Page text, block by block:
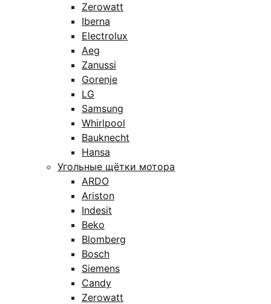
Zerowatt
Iberna
Electrolux
Aeg
Zanussi
Gorenje
LG
Samsung
Whirlpool
Bauknecht
Hansa
Угольные щётки мотора
ARDO
Ariston
Indesit
Beko
Blomberg
Bosch
Siemens
Candy
Zerowatt